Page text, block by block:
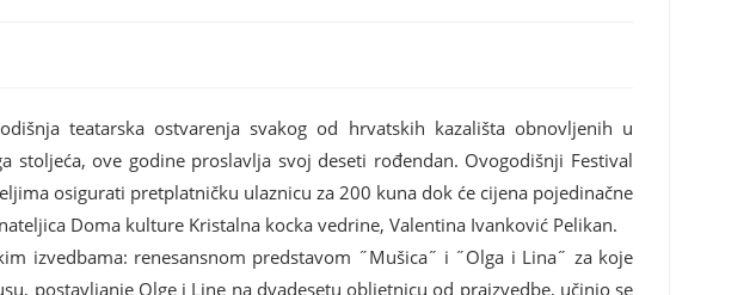
teatarska ostvarenja svakog od hrvatskih kazališta obnovljenih u
ove godine proslavlja svoj deseti rođendan. Ovogodišnji Festival
osigurati pretplatničku ulaznicu za 200 kuna dok će cijena pojedinačne
Doma kulture Kristalna kocka vedrine, Valentina Ivanković Pelikan.
izvedbama: renesansnom predstavom ˝Mušica˝ i ˝Olga i Lina˝ za koje
postavljanje Olge i Line na dvadesetu obljetnicu od praizvedbe, učinio se